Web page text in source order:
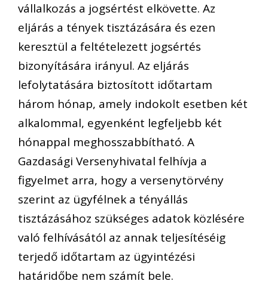
vállalkozás a jogsértést elkövette. Az
eljárás a tények tisztázására és ezen
keresztül a feltételezett jogsértés
bizonyítására irányul. Az eljárás
lefolytatására biztosított időtartam
három hónap, amely indokolt esetben két
alkalommal, egyenként legfeljebb két
hónappal meghosszabbítható. A
Gazdasági Versenyhivatal felhívja a
figyelmet arra, hogy a versenytörvény
szerint az ügyfélnek a tényállás
tisztázásához szükséges adatok közlésére
való felhívásától az annak teljesítéséig
terjedő időtartam az ügyintézési
határidőbe nem számít bele.